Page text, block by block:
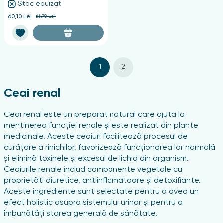
Stoc epuizat
60,10 Lei 66,78 Lei
1 2
Ceai renal
Ceai renal este un preparat natural care ajută la
menținerea funcției renale și este realizat din plante
medicinale. Aceste ceaiuri facilitează procesul de
curățare a rinichilor, favorizează funcționarea lor normală
și elimină toxinele și excesul de lichid din organism.
Ceaiurile renale includ componente vegetale cu
proprietăți diuretice, antiinflamatoare și detoxifiante.
Aceste ingrediente sunt selectate pentru a avea un
efect holistic asupra sistemului urinar și pentru a
îmbunătăți starea generală de sănătate.